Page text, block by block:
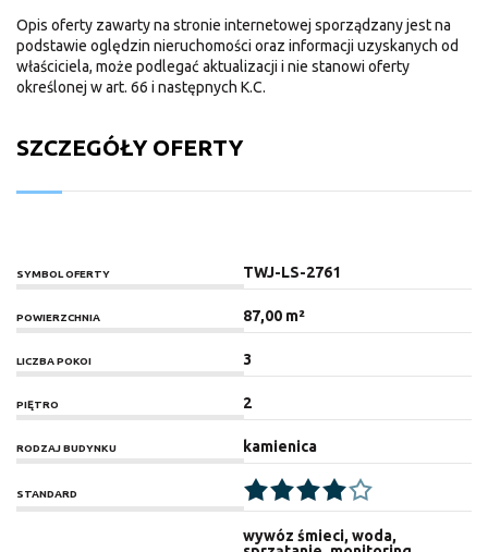
Opis oferty zawarty na stronie internetowej sporządzany jest na
podstawie oględzin nieruchomości oraz informacji uzyskanych od
właściciela, może podlegać aktualizacji i nie stanowi oferty
określonej w art. 66 i następnych K.C.
SZCZEGÓŁY OFERTY
SYMBOL OFERTY TWJ-LS-2761
POWIERZCHNIA 87,00 m²
LICZBA POKOI 3
PIĘTRO 2
RODZAJ BUDYNKU kamienica
STANDARD
wywóz śmieci, woda,